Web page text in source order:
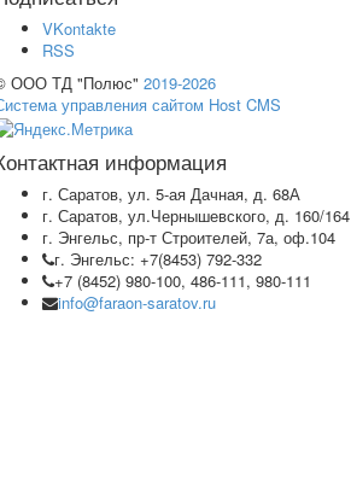
VKontakte
RSS
ООО ТД "Полюс" 2019-2026
управления сайтом Host CMS
информация
г. Саратов, ул. 5-ая Дачная, д. 68А
г. Саратов, ул.Чернышевского, д. 160/164
г. Энгельс, пр-т Строителей, 7а, оф.104
г. Энгельс: +7(8453) 792-332
+7 (8452) 980-100, 486-111, 980-111
info@faraon-saratov.ru